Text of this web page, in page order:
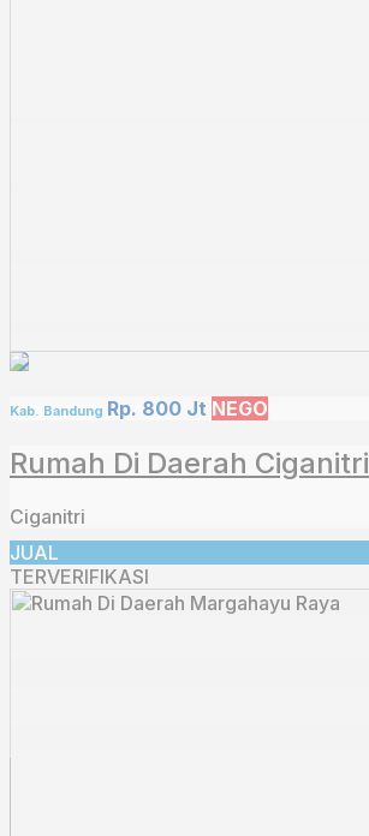
Kab. Bandung Rp. 800 Jt NEGO
Rumah Di Daerah Ciganitri
Ciganitri
JUAL
TERVERIFIKASI